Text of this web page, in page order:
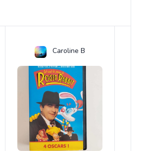
Caroline B